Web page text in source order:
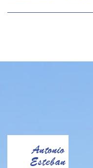
Antonio
Esteban